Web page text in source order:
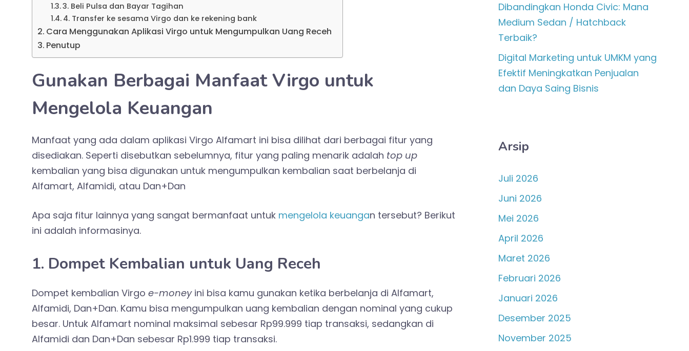
3. Beli Pulsa dan Bayar Tagihan
4. Transfer ke sesama Virgo dan ke rekening bank
Cara Menggunakan Aplikasi Virgo untuk Mengumpulkan Uang Receh
Penutup
Gunakan Berbagai Manfaat Virgo untuk
Mengelola Keuangan
Manfaat yang ada dalam aplikasi Virgo Alfamart ini bisa dilihat dari berbagai fitur yang
disediakan. Seperti disebutkan sebelumnya, fitur yang paling menarik adalah top up
kembalian yang bisa digunakan untuk mengumpulkan kembalian saat berbelanja di
Alfamart, Alfamidi, atau Dan+Dan
Apa saja fitur lainnya yang sangat bermanfaat untuk mengelola keuangan tersebut? Berikut
ini adalah informasinya.
1. Dompet Kembalian untuk Uang Receh
Dompet kembalian Virgo e-moneyini bisa kamu gunakan ketika berbelanja di Alfamart,
Alfamidi, Dan+Dan. Kamu bisa mengumpulkan uang kembalian dengan nominal yang cukup
besar. Untuk Alfamart nominal maksimal sebesar Rp99.999 tiap transaksi, sedangkan di
Alfamidi dan Dan+Dan sebesar Rp1.999 tiap transaksi.
Dibandingkan Honda Civic: Mana
Medium Sedan / Hatchback
Terbaik?
Digital Marketing untuk UMKM yang
Efektif Meningkatkan Penjualan
dan Daya Saing Bisnis
Arsip
Juli 2026
Juni 2026
Mei 2026
April 2026
Maret 2026
Februari 2026
Januari 2026
Desember 2025
November 2025